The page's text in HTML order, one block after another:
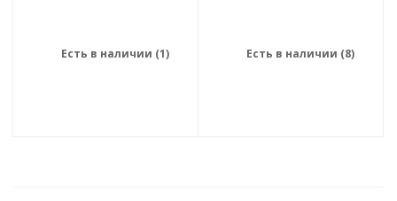
Есть в наличии (1) Есть в наличии (8)